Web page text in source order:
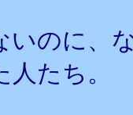
いのに、
たち。